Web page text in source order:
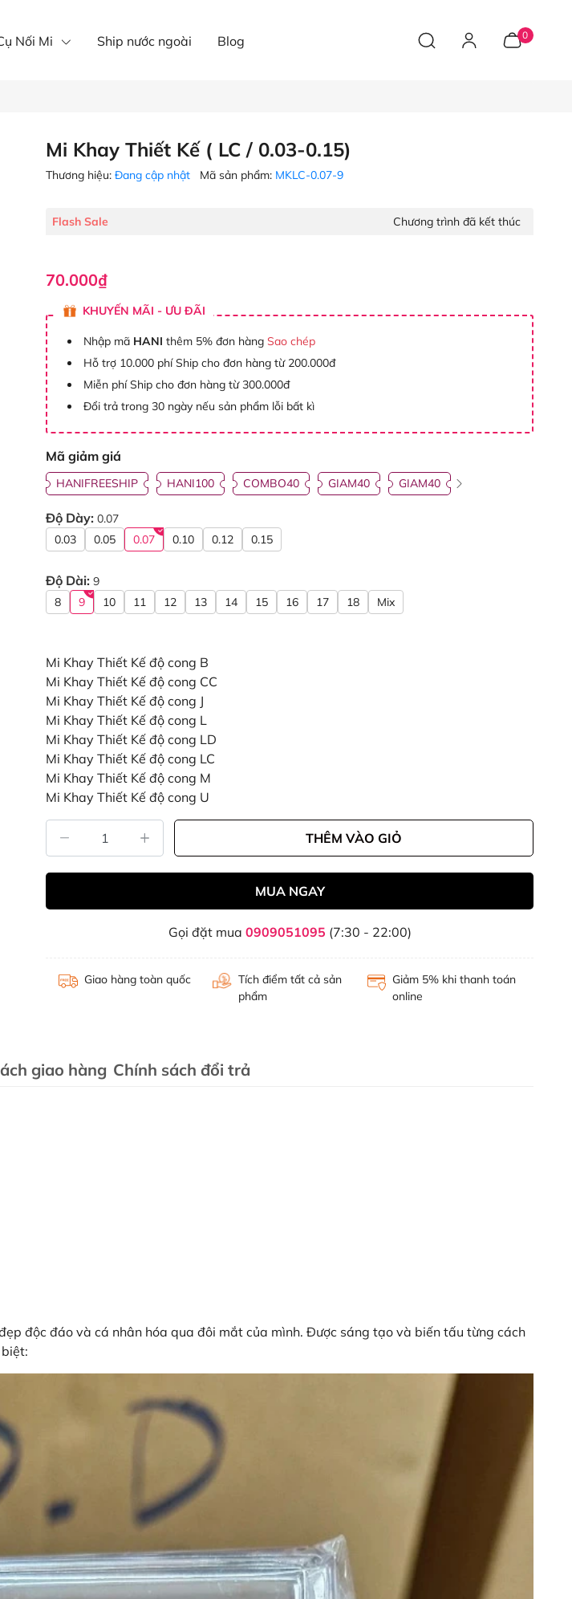
Nối Mi Ship nước ngoài Blog 0
Mi Khay Thiết Kế ( LC / 0.03-0.15)
Thương hiệu: Đang cập nhật Mã sản phẩm: MKLC-0.07-9
Flash Sale Chương trình đã kết thúc
70.000₫
KHUYẾN MÃI - ƯU ĐÃI
Nhập mã HANI thêm 5% đơn hàng Sao chép
Hỗ trợ 10.000 phí Ship cho đơn hàng từ 200.000đ
Miễn phí Ship cho đơn hàng từ 300.000đ
Đổi trả trong 30 ngày nếu sản phẩm lỗi bất kì
Mã giảm giá
HANIFREESHIP HANI100 COMBO40 GIAM40 GIAM40
Độ Dày: 0.07
0.03
0.05 0.07 0.10 0.12 0.15
Độ Dài: 9
8
9 10 11 12 13 14 15 16 17 18 Mix
Mi Khay Thiết Kế độ cong B
Mi Khay Thiết Kế độ cong CC
Mi Khay Thiết Kế độ cong J
Mi Khay Thiết Kế độ cong L
Mi Khay Thiết Kế độ cong LD
Mi Khay Thiết Kế độ cong LC
Mi Khay Thiết Kế độ cong M
Mi Khay Thiết Kế độ cong U
THÊM VÀO GIỎ
MUA NGAY
Gọi đặt mua 0909051095 (7:30 - 22:00)
Giao hàng toàn quốc
Tích điểm tất cả sản
phẩm
Giảm 5% khi thanh toán
online
giao hàng Chính sách đổi trả
độc đáo và cá nhân hóa qua đôi mắt của mình. Được sáng tạo và biến tấu từng cách